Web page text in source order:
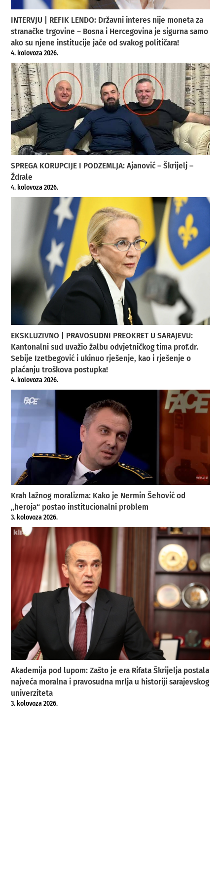
INTERVJU | REFIK LENDO: Državni interes nije moneta za
stranačke trgovine – Bosna i Hercegovina je sigurna samo
ako su njene institucije jače od svakog političara!
4. kolovoza 2026.
SPREGA KORUPCIJE I PODZEMLJA: Ajanović – Škrijelj –
Ždrale
4. kolovoza 2026.
EKSKLUZIVNO | PRAVOSUDNI PREOKRET U SARAJEVU:
Kantonalni sud uvažio žalbu odvjetničkog tima prof.dr.
Sebije Izetbegović i ukinuo rješenje, kao i rješenje o
plaćanju troškova postupka!
4. kolovoza 2026.
Krah lažnog moralizma: Kako je Nermin Šehović od
„heroja“ postao institucionalni problem
3. kolovoza 2026.
Akademija pod lupom: Zašto je era Rifata Škrijelja postala
najveća moralna i pravosudna mrlja u historiji sarajevskog
univerziteta
3. kolovoza 2026.